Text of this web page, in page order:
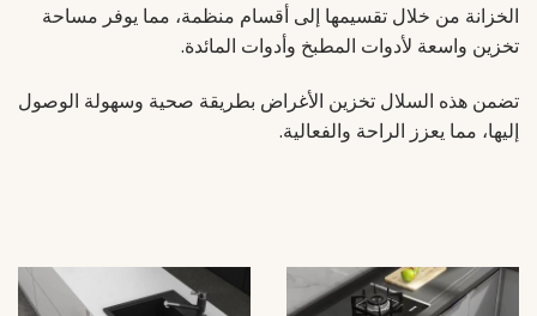
الخزانة من خلال تقسيمها إلى أقسام منظمة، مما يوفر مساحة
تخزين واسعة لأدوات المطبخ وأدوات المائدة.
تضمن هذه السلال تخزين الأغراض بطريقة صحية وسهولة الوصول
إليها، مما يعزز الراحة والفعالية.